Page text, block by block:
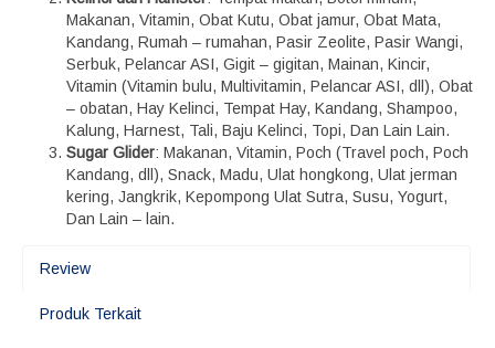
Makanan, Vitamin, Obat Kutu, Obat jamur, Obat Mata,
Kandang, Rumah – rumahan, Pasir Zeolite, Pasir Wangi,
Serbuk, Pelancar ASI, Gigit – gigitan, Mainan, Kincir,
Vitamin (Vitamin bulu, Multivitamin, Pelancar ASI, dll), Obat
– obatan, Hay Kelinci, Tempat Hay, Kandang, Shampoo,
Kalung, Harnest, Tali, Baju Kelinci, Topi, Dan Lain Lain.
Sugar Glider: Makanan, Vitamin, Poch (Travel poch, Poch
Kandang, dll), Snack, Madu, Ulat hongkong, Ulat jerman
kering, Jangkrik, Kepompong Ulat Sutra, Susu, Yogurt,
Dan Lain – lain.
Review
Produk Terkait